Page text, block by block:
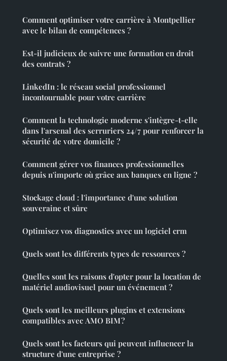
Comment optimiser votre carrière à Montpellier
avec le bilan de compétences ?
Est-il judicieux de suivre une formation en droit
des contrats ?
LinkedIn : le réseau social professionnel
incontournable pour votre carrière
Comment la technologie moderne s'intègre-t-elle
dans l'arsenal des serruriers 24/7 pour renforcer la
sécurité de votre domicile ?
Comment gérer vos finances professionnelles
depuis n'importe où grâce aux banques en ligne ?
Stockage cloud : l'importance d'une solution
souveraine et sûre
Optimisez vos diagnostics avec un logiciel crm
Quels sont les différents types de ressources ?
Quelles sont les raisons d'opter pour la location de
matériel audiovisuel pour un événement ?
Quels sont les meilleurs plugins et extensions
compatibles avec AMO BIM ?
Quels sont les facteurs qui peuvent influencer la
structure d'une entreprise ?